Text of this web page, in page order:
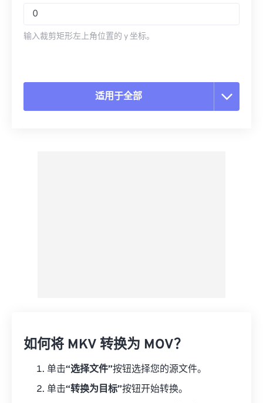
输入裁剪矩形左上角位置的 y 坐标。
适用于全部
如何将 MKV 转换为 MOV？
单击“选择文件”按钮选择您的源文件。
单击“转换为目标”按钮开始转换。